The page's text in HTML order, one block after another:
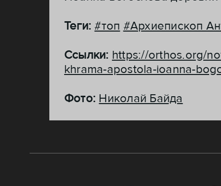
Теги:#топ #Архиепископ
Ссылки: https://orthos.org/
khrama-apostola-ioanna-
Фото: Николай Байда